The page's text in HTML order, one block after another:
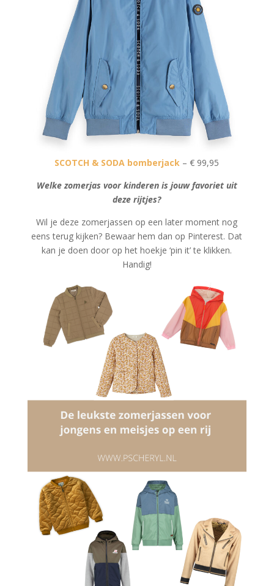
SCOTCH & SODA bomberjack – € 99,95
Welke zomerjas voor kinderen is jouw favoriet uit
deze rijtjes?
Wil je deze zomerjassen op een later moment nog
eens terug kijken? Bewaar hem dan op Pinterest. Dat
kan je doen door op het hoekje ‘pin it’ te klikken.
Handig!